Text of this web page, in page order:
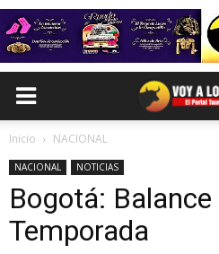
Inicio NACIONAL
NACIONAL NOTICIAS
Bogotá:
Temporada